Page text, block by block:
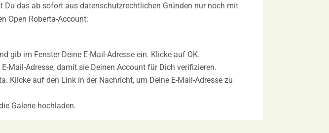
das ab sofort aus datenschutzrechtlichen Gründen nur noch mit
Open Roberta-Account:
gib im Fenster Deine E-Mail-Adresse ein. Klicke auf OK.
Mail-Adresse, damit sie Deinen Account für Dich verifizieren.
Klicke auf den Link in der Nachricht, um Deine E-Mail-Adresse zu
Galerie hochladen.